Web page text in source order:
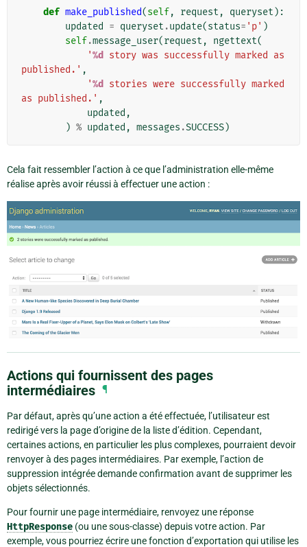
def make_published(self, request , queryset ):
updated = queryset .update(status= 'p' )
self.message_user(request , ngettext(
'%d story was successfully marked as
published.' ,
'%d stories were successfully marked
as published.' ,
updated ,
) % updated , messages .SUCCESS)
Cela fait ressembler l’action à ce que l’administration elle-même
réalise après avoir réussi à effectuer une action :
Actions qui fournissent des pages
intermédiaires ¶
Par défaut, après qu’une action a été effectuée, l’utilisateur est
redirigé vers la page d’origine de la liste d’édition. Cependant,
certaines actions, en particulier les plus complexes, pourraient devoir
renvoyer à des pages intermédiaires. Par exemple, l’action de
suppression intégrée demande confirmation avant de supprimer les
objets sélectionnés.
Pour fournir une page intermédiaire, renvoyez une réponse
HttpResponse (ou une sous-classe) depuis votre action. Par
exemple, vous pourriez écrire une fonction d’exportation qui utilise les